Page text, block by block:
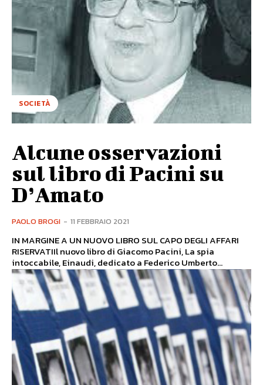
SOCIETÀ
Alcune osservazioni
sul libro di Pacini su
D’Amato
PAOLO BROGI - 11 FEBBRAIO 2021
IN MARGINE A UN NUOVO LIBRO SUL CAPO DEGLI AFFARI
RISERVATIIl nuovo libro di Giacomo Pacini, La spia
intoccabile, Einaudi, dedicato a Federico Umberto...